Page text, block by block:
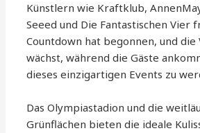
Künstlern wie Kraftklub,
Seeed und Die Fantastischen Vier
Countdown hat begonnen, und
wächst, während die Gäste
dieses einzigartigen Events zu
Das Olympiastadion und die
Grünflächen bieten die ideale